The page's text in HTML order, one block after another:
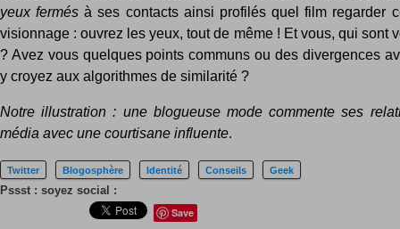
yeux fermés à ses contacts ainsi profilés quel film regarder
visionnage : ouvrez les yeux, tout de même ! Et vous, qui sont
? Avez vous quelques points communs ou des divergences
y croyez aux algorithmes de similarité ?
Notre illustration : une blogueuse mode commente ses
média avec une courtisane influente.
Twitter Blogosphère Identité Conseils Geek
Pssst : soyez social :
Save